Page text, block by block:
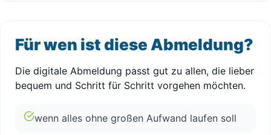
Für wen ist diese Abmeldung?
Die digitale Abmeldung passt gut zu allen, die lieber
bequem und Schritt für Schritt vorgehen möchten.
wenn alles ohne großen Aufwand laufen soll